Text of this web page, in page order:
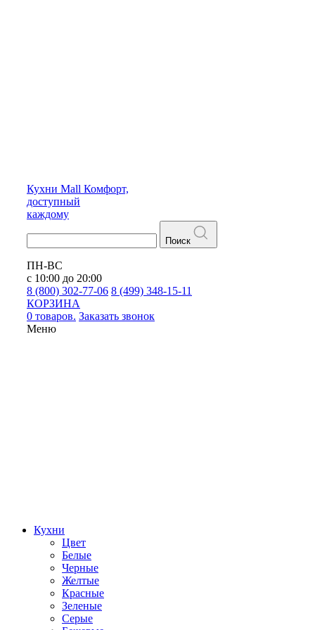
Кухни Mall Комфорт,
доступный
каждому
Поиск
ПН-ВС
с 10:00 до 20:00
8 (800) 302-77-06 8 (499) 348-15-11
КОРЗИНА
0 товаров. Заказать звонок
Меню
Кухни
Цвет
Белые
Черные
Желтые
Красные
Зеленые
Серые